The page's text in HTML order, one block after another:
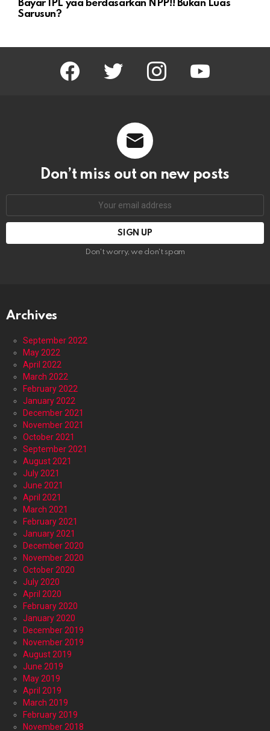
Bayar IPL yaa berdasarkan NPP!! Bukan Luas
Sarusun?
facebook twitter instagram youtube
Don’t miss out on new posts
Don't worry, we don't spam
Archives
September 2022
May 2022
April 2022
March 2022
February 2022
January 2022
December 2021
November 2021
October 2021
September 2021
August 2021
July 2021
June 2021
April 2021
March 2021
February 2021
January 2021
December 2020
November 2020
October 2020
July 2020
April 2020
February 2020
January 2020
December 2019
November 2019
August 2019
June 2019
May 2019
April 2019
March 2019
February 2019
November 2018